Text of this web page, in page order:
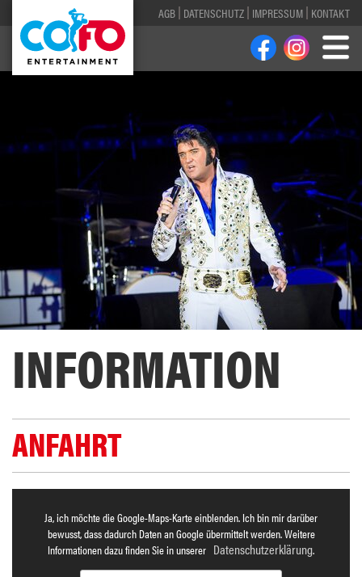
AGB DATENSCHUTZ IMPRESSUM KONTAKT
INFORMATION
ANFAHRT
Ja, ich möchte die Google-Maps-Karte einblenden. Ich bin mir darüber
bewusst, dass dadurch Daten an Google übermittelt werden. Weitere
Informationen dazu finden Sie in unserer Datenschutzerklärung.